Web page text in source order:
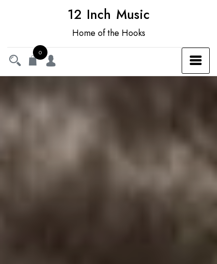
12 Inch Music
Home of the Hooks
0